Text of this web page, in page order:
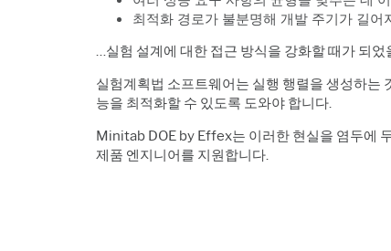
최적화 경로가 불분명해 개발 주기가 길어
…실험 설계에 대한 접근 방식을 강화할 때가 되었
실험계획법 소프트웨어는 실행 행렬을 생성하는
능을 최적화할 수 있도록 도와야 합니다.
Minitab DOE by Effex는 이러한 현실을 염두에
제품 엔지니어를 지원합니다.